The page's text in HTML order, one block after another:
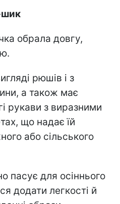
шик
обрала довгу,
рюшів і з
а також має
рукави з виразними
що надає їй
або сільського
пасує для осіннього
додати легкості й